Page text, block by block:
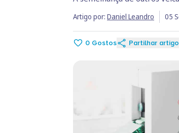
Artigo por: Daniel Leandro 05
0 Gostos Partilhar artigo